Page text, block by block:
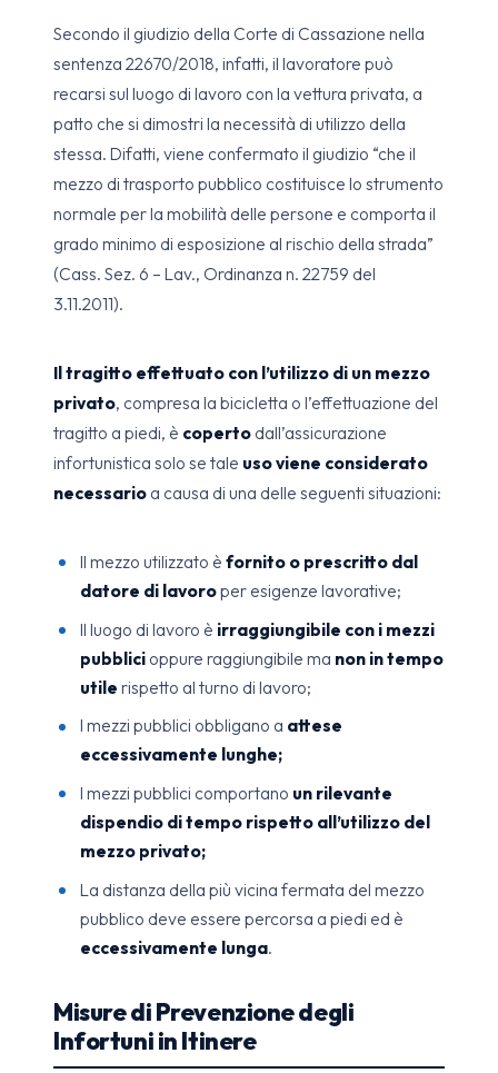
Secondo il giudizio della Corte di Cassazione nella
sentenza 22670/2018, infatti, il lavoratore può
recarsi sul luogo di lavoro con la vettura privata, a
patto che si dimostri la necessità di utilizzo della
stessa. Difatti, viene confermato il giudizio “che il
mezzo di trasporto pubblico costituisce lo strumento
normale per la mobilità delle persone e comporta il
grado minimo di esposizione al rischio della strada”
(Cass. Sez. 6 – Lav., Ordinanza n. 22759 del
3.11.2011).
Il tragitto effettuato con l’utilizzo di un mezzo
privato, compresa la bicicletta o l’effettuazione del
tragitto a piedi, è coperto dall’assicurazione
infortunistica solo se tale uso viene considerato
necessario a causa di una delle seguenti situazioni:
Il mezzo utilizzato è fornito o prescritto dal
datore di lavoroper esigenze lavorative;
Il luogo di lavoro è irraggiungibile con i mezzi
pubblici oppure raggiungibile ma non in tempo
utile rispetto al turno di lavoro;
I mezzi pubblici obbligano a attese
eccessivamente lunghe;
I mezzi pubblici comportano un rilevante
dispendio di tempo rispetto all’utilizzo del
mezzo privato;
La distanza della più vicina fermata del mezzo
pubblico deve essere percorsa a piedi ed è
eccessivamente lunga.
Misure di Prevenzione degli
Infortuni in Itinere